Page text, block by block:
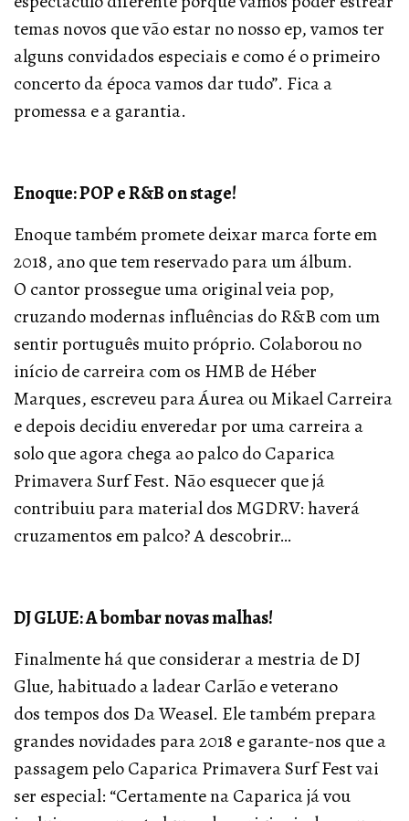
temas novos que vão estar no nosso ep, vamos ter
alguns convidados especiais e como é o primeiro
concerto da época vamos dar tudo”. Fica a
promessa e a garantia.
Enoque: POP e R&B on stage!
Enoque também promete deixar marca forte em
2018, ano que tem reservado para um álbum.
O cantor prossegue uma original veia pop,
cruzando modernas influências do R&B com um
sentir português muito próprio. Colaborou no
início de carreira com os HMB de Héber
Marques, escreveu para Áurea ou Mikael Carreira
e depois decidiu enveredar por uma carreira a
solo que agora chega ao palco do Caparica
Primavera Surf Fest. Não esquecer que já
contribuiu para material dos MGDRV: haverá
cruzamentos em palco? A descobrir…
DJ GLUE: A bombar novas malhas!
Finalmente há que considerar a mestria de DJ
Glue, habituado a ladear Carlão e veterano
dos tempos dos Da Weasel. Ele também prepara
grandes novidades para 2018 e garante-nos que a
passagem pelo Caparica Primavera Surf Fest vai
ser especial: “Certamente na Caparica já vou